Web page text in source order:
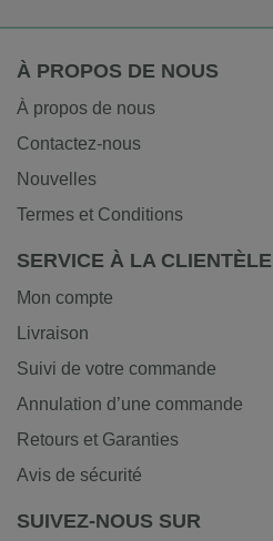
À PROPOS DE NOUS
À propos de nous
Contactez-nous
Nouvelles
Termes et Conditions
SERVICE À LA CLIENTÈLE
Mon compte
Livraison
Suivi de votre commande
Annulation d’une commande
Retours et Garanties
Avis de sécurité
SUIVEZ-NOUS SUR